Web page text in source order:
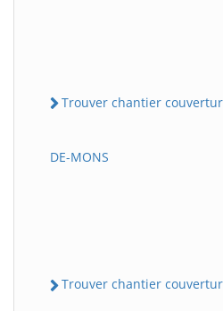
Trouver chantier
DE-MONS
Trouver chantier